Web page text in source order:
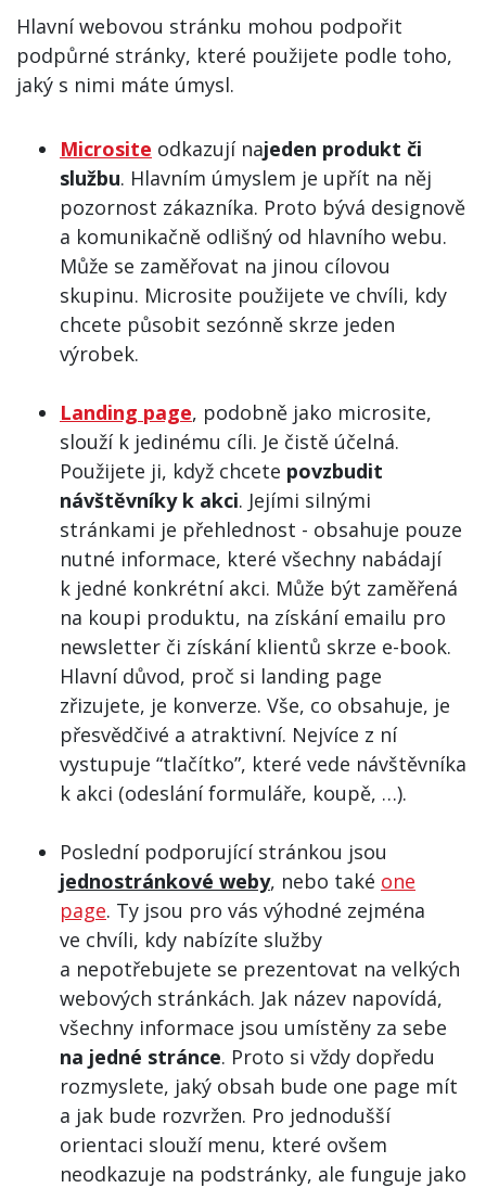
Hlavní webovou stránku mohou podpořit
podpůrné stránky, které použijete podle toho,
jaký s nimi máte úmysl.
Microsite odkazují najeden produkt či
službu. Hlavním úmyslem je upřít na něj
pozornost zákazníka. Proto bývá designově
a komunikačně odlišný od hlavního webu.
Může se zaměřovat na jinou cílovou
skupinu. Microsite použijete ve chvíli, kdy
chcete působit sezónně skrze jeden
výrobek.
Landing page, podobně jako microsite,
slouží k jedinému cíli. Je čistě účelná.
Použijete ji, když chcete povzbudit
návštěvníky k akci. Jejími silnými
stránkami je přehlednost - obsahuje pouze
nutné informace, které všechny nabádají
k jedné konkrétní akci. Může být zaměřená
na koupi produktu, na získání emailu pro
newsletter či získání klientů skrze e-book.
Hlavní důvod, proč si landing page
zřizujete, je konverze. Vše, co obsahuje, je
přesvědčivé a atraktivní. Nejvíce z ní
vystupuje “tlačítko”, které vede návštěvníka
k akci (odeslání formuláře, koupě, …).
Poslední podporující stránkou jsou
jednostránkové weby, nebo také one
page. Ty jsou pro vás výhodné zejména
ve chvíli, kdy nabízíte služby
a nepotřebujete se prezentovat na velkých
webových stránkách. Jak název napovídá,
všechny informace jsou umístěny za sebe
na jedné stránce. Proto si vždy dopředu
rozmyslete, jaký obsah bude one page mít
a jak bude rozvržen. Pro jednodušší
orientaci slouží menu, které ovšem
neodkazuje na podstránky, ale funguje jako